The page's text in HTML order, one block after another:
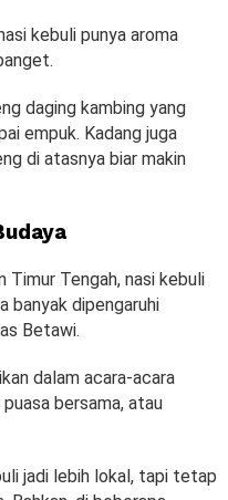
kebuli punya aroma
daging kambing yang
empuk. Kadang juga
di atasnya biar makin
Timur Tengah, nasi kebuli
banyak dipengaruhi
Betawi.
dalam acara-acara
bersama, atau
jadi lebih lokal, tapi tetap